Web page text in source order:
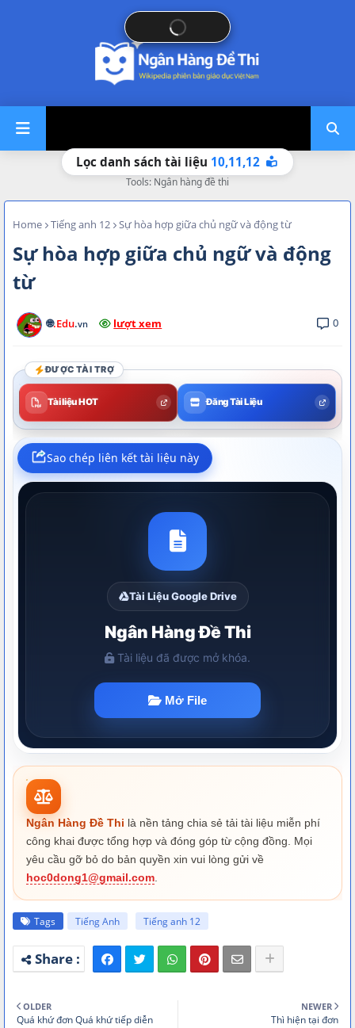
Lọc danh sách tài liệu 10,11,12
Tools: Ngân hàng đề thi
Home Tiếng anh 12 Sự hòa hợp giữa chủ ngữ và động từ
Sự hòa hợp giữa chủ ngữ và động
từ
🌐.Edu.vn lượt xem 0
ĐƯỢC TÀI TRỢ
Tài liệu HOT Đăng Tài Liệu
Ngân Hàng Đề Thi là nền tảng chia sẻ tải tài liệu miễn phí
công khai được tổng hợp và đóng góp từ cộng đồng. Mọi
yêu cầu gỡ bỏ do bản quyền xin vui lòng gửi về
hoc0dong1@gmail.com
Tags Tiếng Anh Tiếng anh 12
NEWER
Thì hiện tại đơn
OLDER
Quá khứ đơn Quá khứ tiếp diễn